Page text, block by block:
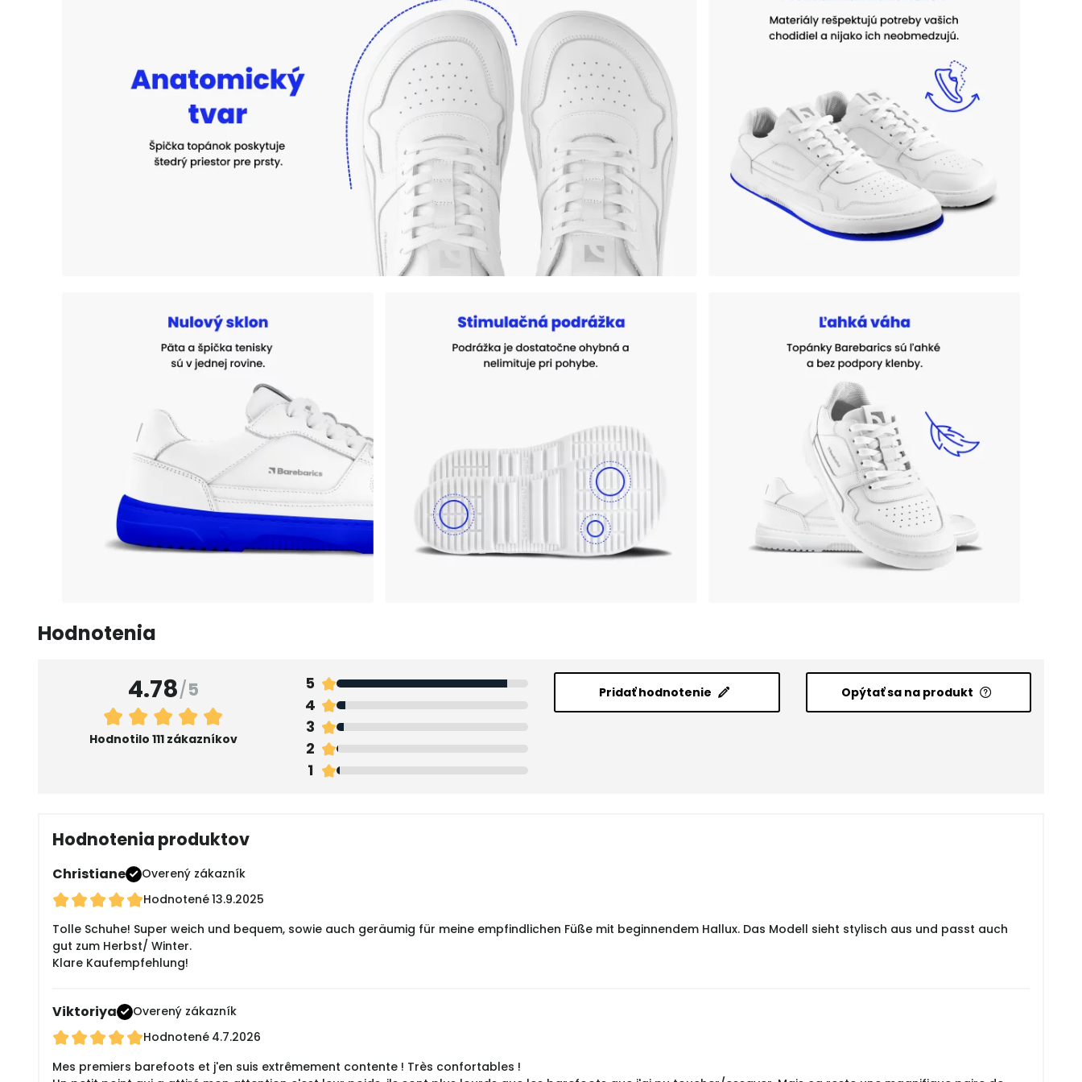
Hodnotenia
4.78/5
Hodnotilo 111 zákazníkov
5
4
3
2
1
Pridať hodnotenie Opýtať sa na produkt
Hodnotenia produktov
Christiane
Overený zákazník
Hodnotené13.9.2025
Tolle Schuhe! Super weich und bequem, sowie auch geräumig für meine empfindlichen Füße mit beginnendem Hallux. Das Modell sieht stylisch aus und passt auch
gut zum Herbst/ Winter.
Klare Kaufempfehlung!
Viktoriya
Overený zákazník
Hodnotené 4.7.2026
Mes premiers barefoots et j'en suis extrêmement contente ! Très confortables !